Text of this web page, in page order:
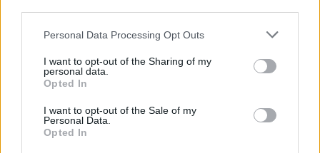
This information may also be disclosed by us to third parties
disclose it to other third parties.
Please note that this website/app uses one or more Google
services and may gather and store information including but
not limited to your visit or usage behaviour. You may click to
grant or deny consent to Google and its third-party tags to
Personal Data Processing Opt Outs
I want to opt-out of the Sharing of my
personal data.
Opted In
I want to opt-out of the Sale of my
Personal Data.
Opted In